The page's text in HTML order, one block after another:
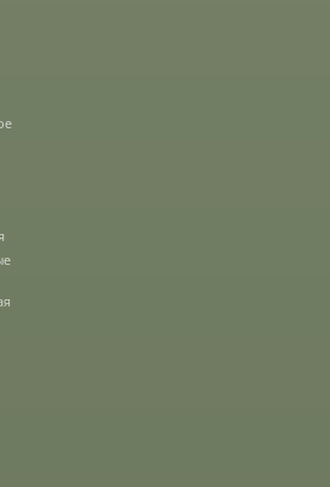
данных